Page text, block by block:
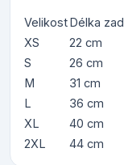
VelikostDélka zad
XS
22 cm
S
26 cm
M
31 cm
L
36 cm
XL
40 cm
2XL
44 cm